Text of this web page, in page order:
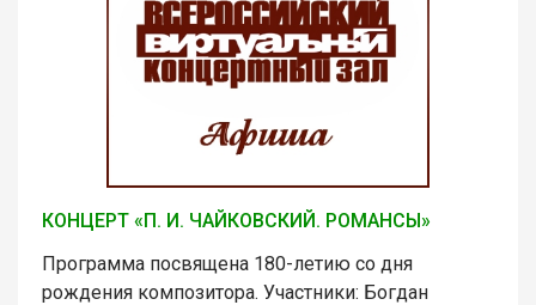
КОНЦЕРТ «П. И. ЧАЙКОВСКИЙ. РОМАНСЫ»
Программа посвящена 180-летию со дня
рождения композитора. Участники: Богдан